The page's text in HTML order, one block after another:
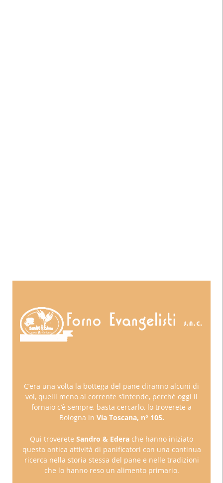
C’era una volta la bottega del pane diranno alcuni di
voi, quelli meno al corrente s’intende, perché oggi il
fornaio c’è sempre, basta cercarlo, lo troverete a
Bologna in Via Toscana, n° 105.
Qui troverete Sandro & Edera che hanno iniziato
questa antica attività di panificatori con una continua
ricerca nella storia stessa del pane e nelle tradizioni
che lo hanno reso un alimento primario.